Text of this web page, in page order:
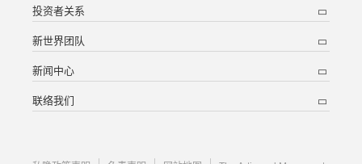
投资者关系
新世界团队
新闻中心
联络我们